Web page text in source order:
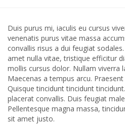
Duis purus mi, iaculis eu cursus
venenatis purus vitae massa
convallis risus a dui feugiat
amet nulla vitae, tristique efficitur
mollis cursus dolor. Nullam viverra
Maecenas a tempus arcu.
Quisque tincidunt tincidunt
placerat convallis. Duis feugiat
Pellentesque magna massa,
sit amet justo.